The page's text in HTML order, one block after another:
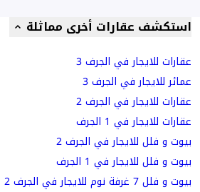
استكشف عقارات أخرى مماثلة
عقارات للايجار في الجرف 3
عمائر للايجار في الجرف 3
عقارات للايجار في الجرف 2
عقارات للايجار في 1 الجرف
بيوت و فلل للايجار في الجرف 2
بيوت و فلل للايجار في 1 الجرف
بيوت و فلل 7 غرفة نوم للايجار في الجرف 2